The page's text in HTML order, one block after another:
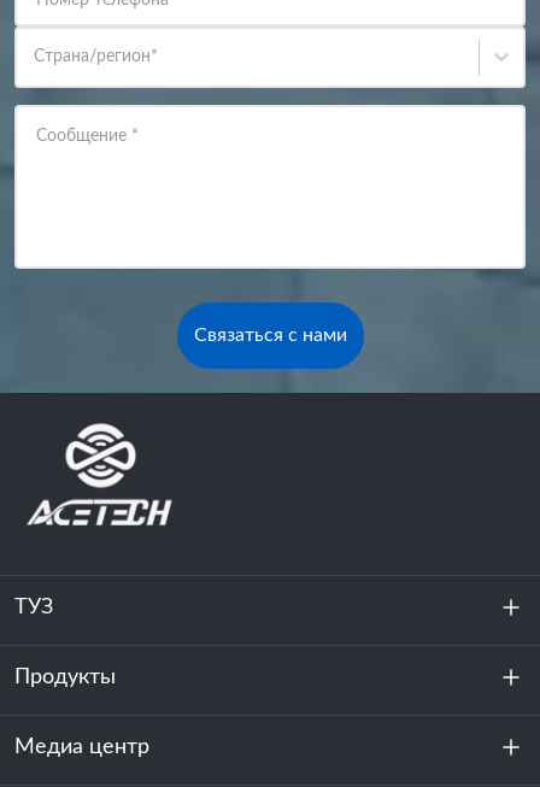
Страна/регион*
Сообщение *
Связаться с нами
ТУЗ
О нас
устойчивость
Продукты
Хранение энергии
Медиа центр